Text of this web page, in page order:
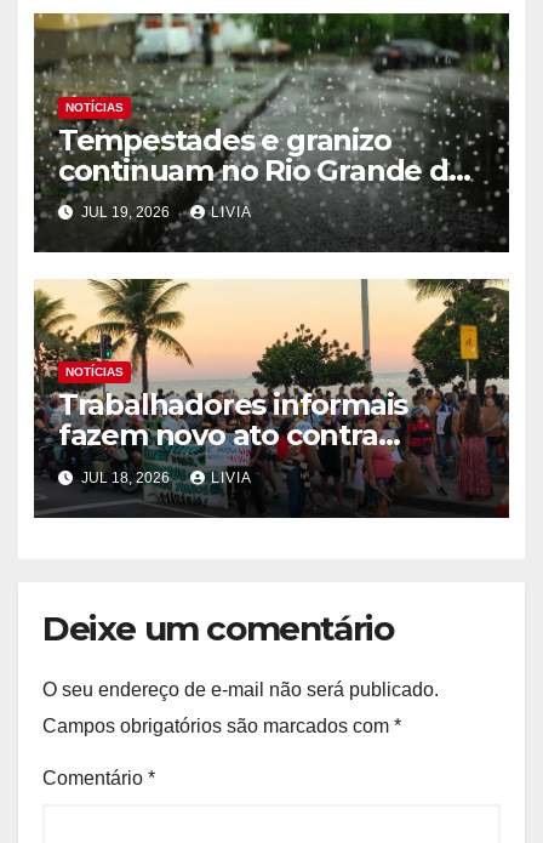
NOTÍCIAS
Tempestades e granizo
continuam no Rio Grande do
SulJUL 19, 2026 LIVIA
NOTÍCIAS
Trabalhadores informais
fazem novo ato contra
programa Tolerância Zero
JUL 18, 2026 LIVIA
Deixe um comentário
O seu endereço de e-mail não será publicado.
Campos obrigatórios são marcados com *
Comentário *